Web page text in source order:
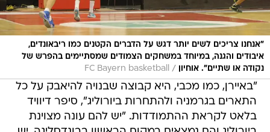
"אנחנו צריכים לשים יותר דגש על הדברים הקטנים כמו ריבאונדים,
איבודים והגנה, במיוחד במשחקים הצמודים שמסתיימים בהפרש של
נקודה או שתיים". אוחיון
/
FC Bayern basketball
"באיירן, כמו מכבי, היא קבוצה שבנויה להיאבק על כל
התארים בגרמניה ולהתחרות ביורוליג", סיפר דיוויד
בלאט לקראת ההתמודדות. "יש להם עונה מצוינת